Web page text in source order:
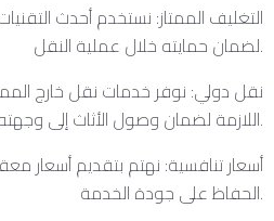
التغليف الممتاز: نستخدم أحدث
لضمان حمايته خلال عملية النقل.
نقل دولي: نوفر خدمات نقل خارج
اللازمة لضمان وصول الأثاث إلى وجهته بأمان.
أسعار تنافسية: نهتم بتقديم أسعار
الحفاظ على جودة الخدمة.